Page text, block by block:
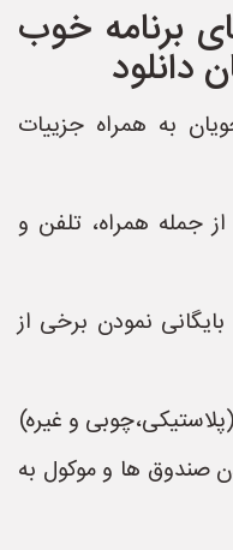
برنامه خوب
به همراه جزییات
همراه، تلفن و
نمودن برخی از
و غیره)
ها و موکول به